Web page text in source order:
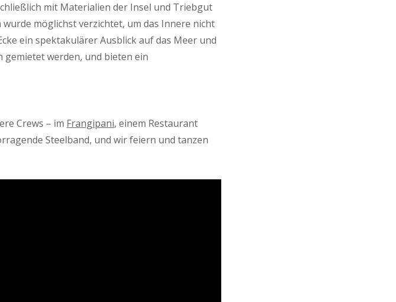
mit Materialien der Insel und Triebgut
möglichst verzichtet, um das Innere nicht
ein spektakulärer Ausblick auf das Meer und
gemietet werden, und bieten ein
Crews – im Frangipani, einem Restaurant
Steelband, und wir feiern und tanzen